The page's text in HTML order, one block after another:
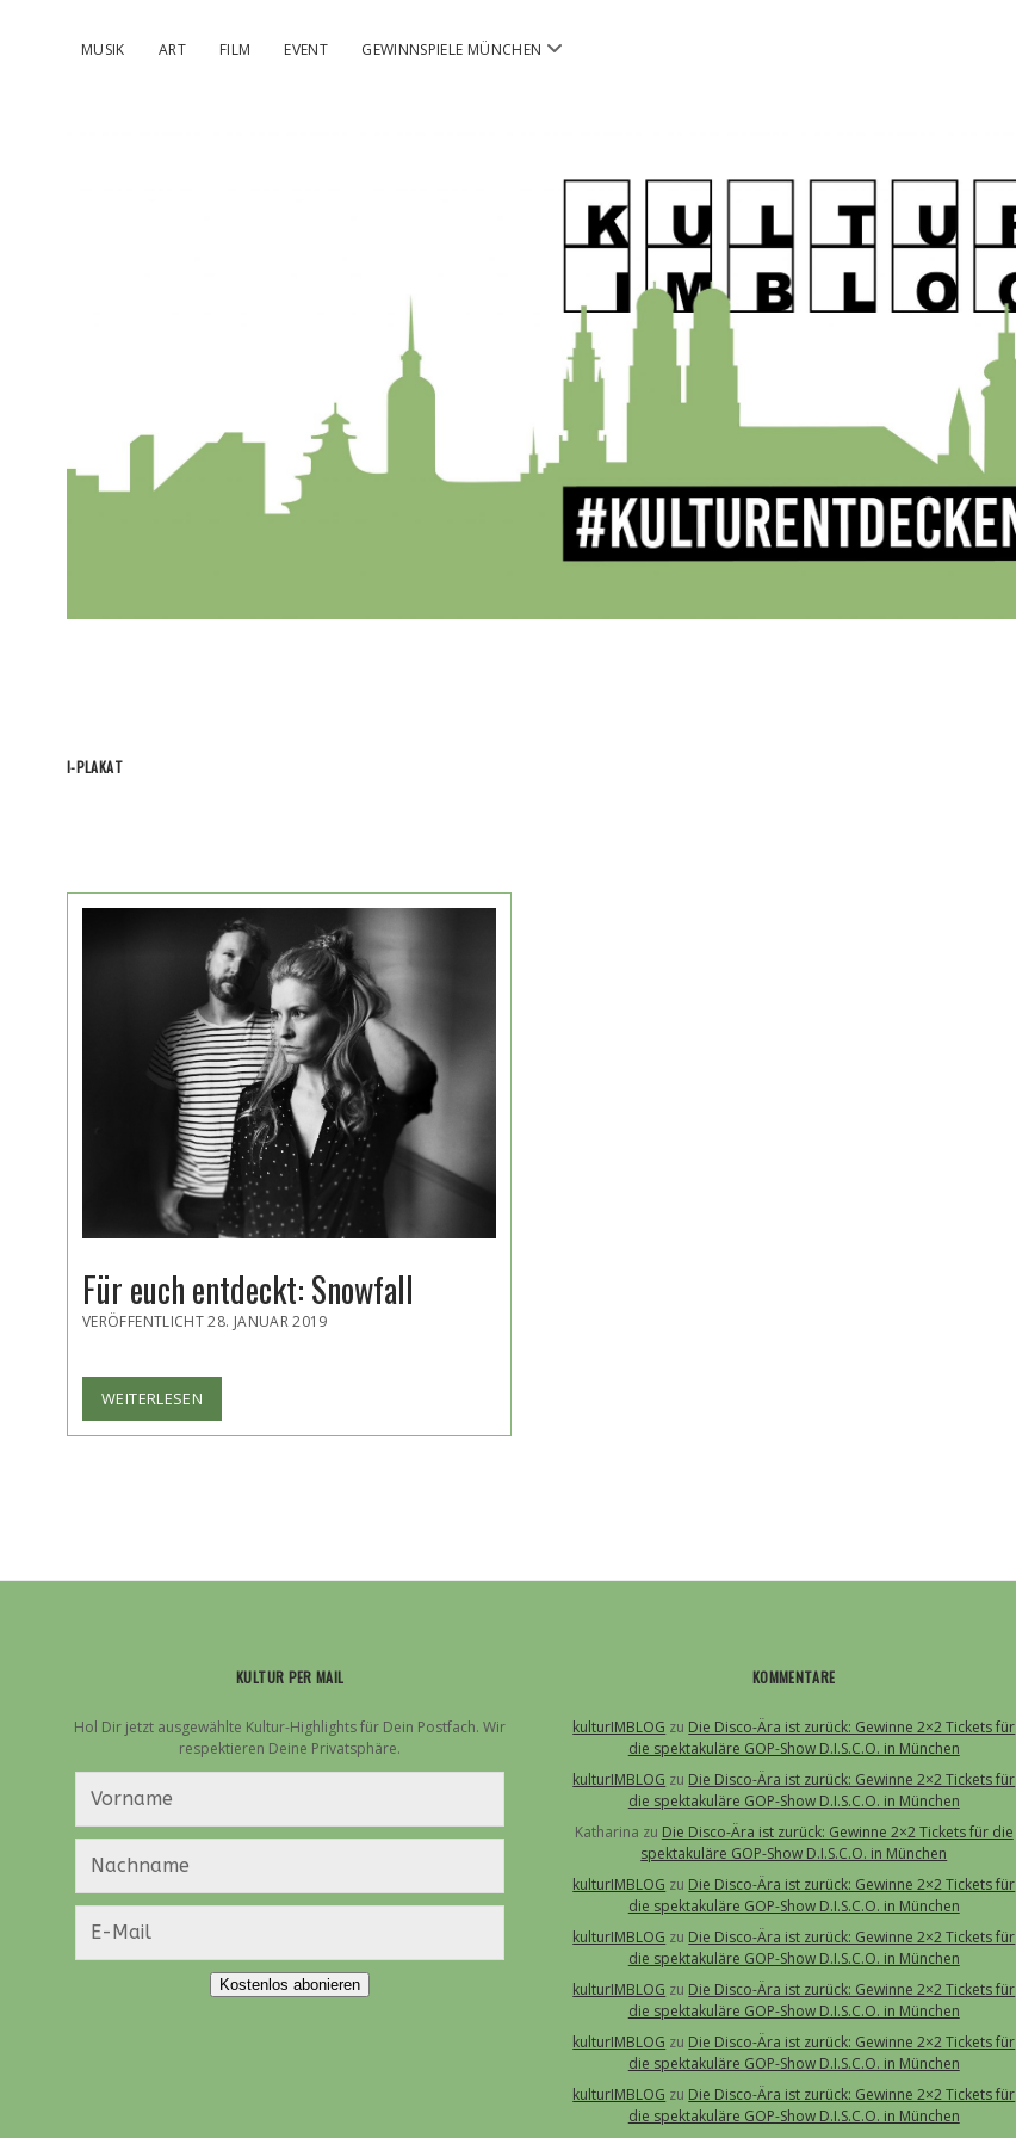
MUSIK ART FILM EVENT GEWINNSPIELE MÜNCHEN Menü
kulturIMBLOG
I-PLAKAT
Für euch entdeckt: Snowfall
VERÖFFENTLICHT 28. JANUAR 2019
WEITERLESEN
EUCH
ENTDECKT:
KULTUR PER MAIL
Hol Dir jetzt ausgewählte Kultur-Highlights für Dein Postfach. Wir
respektieren Deine Privatsphäre.
Kostenlos abonieren
KOMMENTARE
kulturIMBLOG zu Die Disco-Ära ist zurück: Gewinne 2×2 Tickets für
die spektakuläre GOP-Show D.I.S.C.O. in München
kulturIMBLOG zu Die Disco-Ära ist zurück: Gewinne 2×2 Tickets für
die spektakuläre GOP-Show D.I.S.C.O. in München
Katharina zu Die Disco-Ära ist zurück: Gewinne 2×2 Tickets für die
spektakuläre GOP-Show D.I.S.C.O. in München
kulturIMBLOG zu Die Disco-Ära ist zurück: Gewinne 2×2 Tickets für
die spektakuläre GOP-Show D.I.S.C.O. in München
kulturIMBLOG zu Die Disco-Ära ist zurück: Gewinne 2×2 Tickets für
die spektakuläre GOP-Show D.I.S.C.O. in München
kulturIMBLOG zu Die Disco-Ära ist zurück: Gewinne 2×2 Tickets für
die spektakuläre GOP-Show D.I.S.C.O. in München
kulturIMBLOG zu Die Disco-Ära ist zurück: Gewinne 2×2 Tickets für
die spektakuläre GOP-Show D.I.S.C.O. in München
kulturIMBLOG zu Die Disco-Ära ist zurück: Gewinne 2×2 Tickets für
die spektakuläre GOP-Show D.I.S.C.O. in München